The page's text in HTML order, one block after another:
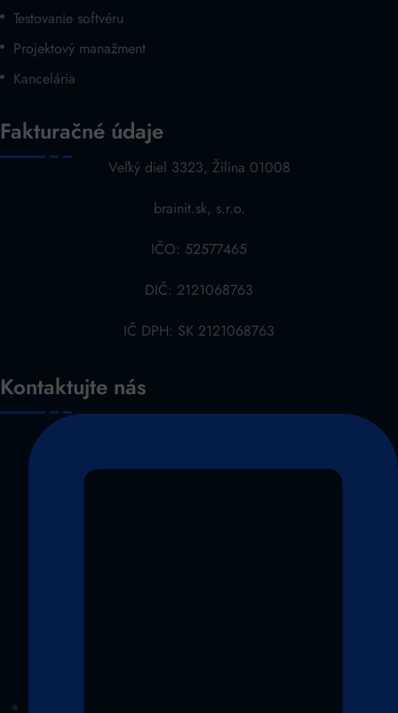
Testovanie softvéru
Projektový manažment
Kancelária
Fakturačné údaje
Veľký diel 3323, Žilina 01008
brainit.sk, s.r.o.
IČO: 52577465
DIČ: 2121068763
IČ DPH: SK 2121068763
Kontaktujte nás